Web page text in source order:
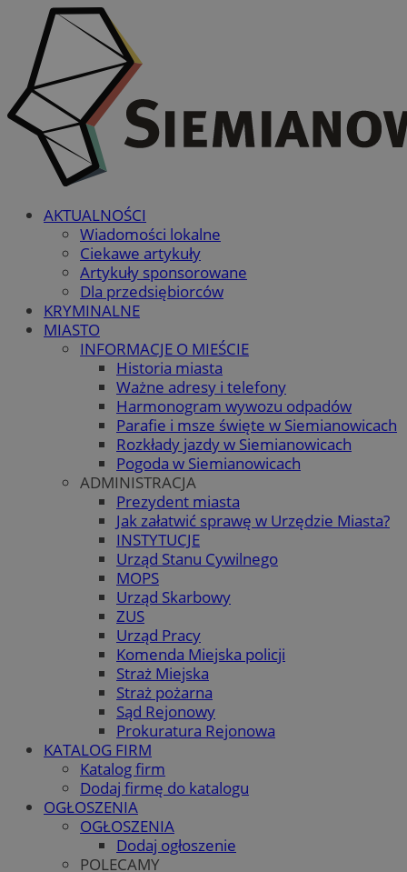
AKTUALNOŚCI
Wiadomości lokalne
Ciekawe artykuły
Artykuły sponsorowane
Dla przedsiębiorców
KRYMINALNE
MIASTO
INFORMACJE O MIEŚCIE
Historia miasta
Ważne adresy i telefony
Harmonogram wywozu odpadów
Parafie i msze święte w Siemianowicach
Rozkłady jazdy w Siemianowicach
Pogoda w Siemianowicach
ADMINISTRACJA
Prezydent miasta
Jak załatwić sprawę w Urzędzie Miasta?
INSTYTUCJE
Urząd Stanu Cywilnego
MOPS
Urząd Skarbowy
ZUS
Urząd Pracy
Komenda Miejska policji
Straż Miejska
Straż pożarna
Sąd Rejonowy
Prokuratura Rejonowa
KATALOG FIRM
Katalog firm
Dodaj firmę do katalogu
OGŁOSZENIA
OGŁOSZENIA
Dodaj ogłoszenie
POLECAMY